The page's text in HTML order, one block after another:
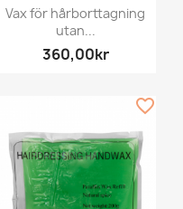
Vax för hårborttagning
utan...
360,00kr
favorite_border